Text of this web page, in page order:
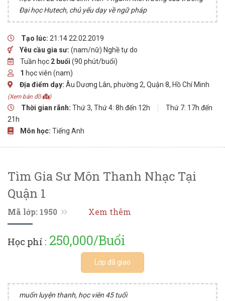
Đại học Hutech, chủ yếu dạy về ngữ pháp
Tạo lúc: 21:14 22.02.2019
Yêu cầu gia sư: (nam/nữ) Nghề tự do
Tuần học 2 buổi (90 phút/buổi)
1 học viên (nam)
Địa điểm dạy: Âu Dương Lân, phường 2, Quận 8, Hồ Chí Minh
(Xem bản đồ )
Thời gian rãnh: Thứ 3, Thứ 4: 8h đến 12h
Thứ 7: 17h đến
21h
Môn học: Tiếng Anh
Tìm Gia Sư Môn Thanh Nhạc Tại
Quận 1
Mã lớp: 1950 Xem thêm
Học phí : 250,000/Buổi
Lớp đã giao
muốn luyện thanh, học viên 45 tuổi